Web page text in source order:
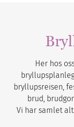
Her hos
bryllupsreisen,
brud,
Vi har samlet